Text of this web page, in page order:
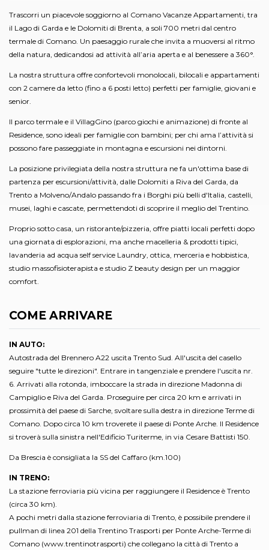
Trascorri un piacevole soggiorno al Comano Vacanze Appartamenti, tra
il Lago di Garda e le Dolomiti di Brenta, a soli 700 metri dal centro
termale di Comano. Un paesaggio rurale che invita a muoversi al ritmo
della natura, dedicandosi ad attività all’aria aperta e al benessere a 360°.
La nostra struttura offre confortevoli monolocali, bilocali e appartamenti
con 2 camere da letto (fino a 6 posti letto) perfetti per famiglie, giovani e
senior.
Il parco termale e il VillagGino (parco giochi e animazione) di fronte al
Residence, sono ideali per famiglie con bambini; per chi ama l’attività si
possono fare passeggiate in montagna e escursioni nei dintorni.
La posizione privilegiata della nostra struttura ne fa un'ottima base di
partenza per escursioni/attività, dalle Dolomiti a Riva del Garda, da
Trento a Molveno/Andalo passando fra i Borghi più belli d'Italia, castelli,
musei, laghi e cascate, permettendoti di scoprire il meglio del Trentino.
Proprio sotto casa, un ristorante/pizzeria, offre piatti locali perfetti dopo
una giornata di esplorazioni, ma anche macelleria & prodotti tipici,
lavanderia ad acqua self service Laundry, ottica, merceria e hobbistica,
studio massofisioterapista e studio Z beauty design per un maggior
comfort.
COME ARRIVARE
IN AUTO:
Autostrada del Brennero A22 uscita Trento Sud. All'uscita del casello
seguire "tutte le direzioni". Entrare in tangenziale e prendere l'uscita nr.
6. Arrivati alla rotonda, imboccare la strada in direzione Madonna di
Campiglio e Riva del Garda. Proseguire per circa 20 km e arrivati in
prossimità del paese di Sarche, svoltare sulla destra in direzione Terme di
Comano. Dopo circa 10 km troverete il paese di Ponte Arche. Il Residence
si troverà sulla sinistra nell'Edificio Turiterme, in via Cesare Battisti 150.
Da Brescia è consigliata la SS del Caffaro (km.100)
IN TRENO:
La stazione ferroviaria più vicina per raggiungere il Residence è Trento
(circa 30 km).
A pochi metri dalla stazione ferroviaria di Trento, è possibile prendere il
pullman di linea 201 della Trentino Trasporti per Ponte Arche-Terme di
Comano (www.trentinotrasporti) che collegano la città di Trento a